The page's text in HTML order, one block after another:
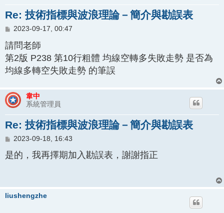
Re: 技術指標與波浪理論－簡介與勘誤表
文
2023-09-17, 00:47
請問老師
第2版 P238 第10行粗體 均線空轉多失敗走勢 是否為
均線多轉空失敗走勢 的筆誤
韋中
系統管理員
Re: 技術指標與波浪理論－簡介與勘誤表
文
2023-09-18, 16:43
是的，我再擇期加入勘誤表，謝謝指正
liushengzhe